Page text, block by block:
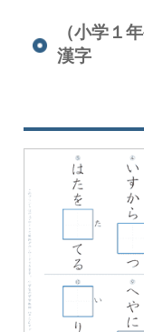
（小学１
漢字